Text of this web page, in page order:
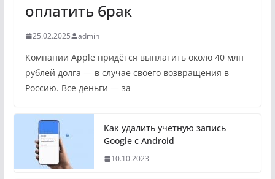
оплатить брак
25.02.2025 admin
Компании Apple придётся выплатить около 40 млн
рублей долга — в случае своего возвращения в
Россию. Все деньги — за
Как удалить учетную запись
Google с Android
10.10.2023